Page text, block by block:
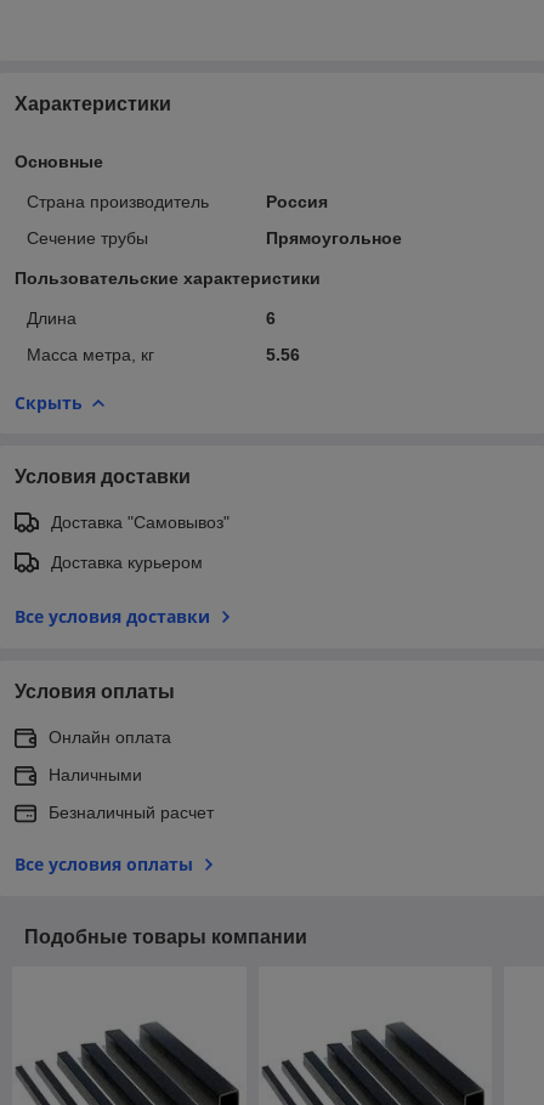
Характеристики
Основные
Страна производитель
Россия
Сечение трубы
Прямоугольное
Пользовательские характеристики
Длина
6
Масса метра, кг
5.56
Скрыть
Условия доставки
Доставка "Самовывоз"
Доставка курьером
Все условия доставки
Условия оплаты
Онлайн оплата
Наличными
Безналичный расчет
Все условия оплаты
Подобные товары компании